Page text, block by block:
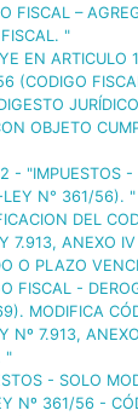
FISCAL –
"
EN ARTICULO
(CODIGO
OBJETO
- "IMPUESTOS -
LEY N° 361/56). "
DEL
7.913, ANEXO
O PLAZO
FISCAL -
MODIFICA
Nº 7.913,
"
- SOLO
Nº 361/56 -